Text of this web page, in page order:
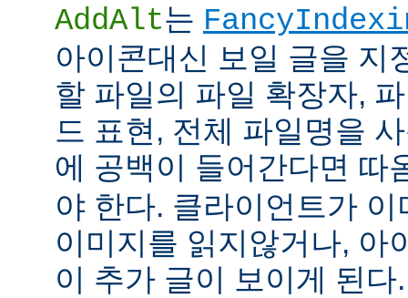
AddAlt는
아이콘대신 보일 글을 지
할 파일의 파일 확장자,
드 표현, 전체 파일명을
에 공백이 들어간다면 따
야 한다. 클라이언트가
이미지를 읽지않거나, 아
이 추가 글이 보이게 된다.